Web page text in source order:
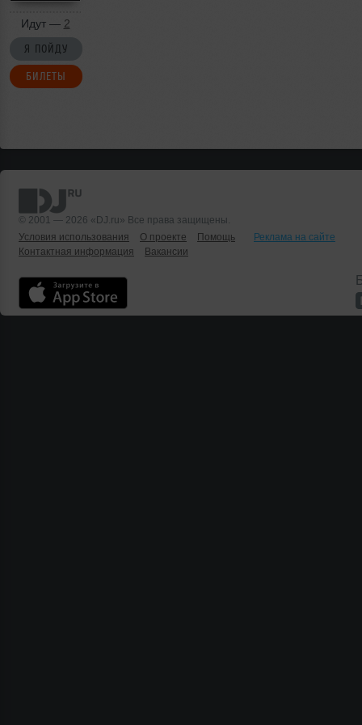
Идут — 2
Я ПОЙДУ
БИЛЕТЫ
© 2001 — 2026 «DJ.ru» Все права защищены.
Условия использования
О проекте Помощь
Реклама на сайте
Контактная информация
Вакансии